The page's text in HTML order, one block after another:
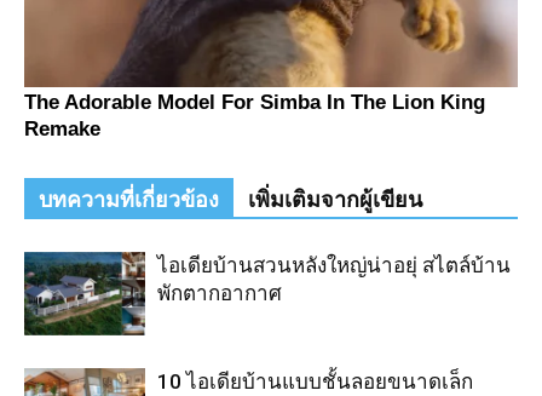
บทความที่เกี่ยวข้อง เพิ่มเติมจากผู้เขียน
ไอเดียบ้านสวนหลังใหญ่น่าอยุ่ สไตล์บ้าน
พักตากอากาศ
10 ไอเดียบ้านแบบชั้นลอยขนาดเล็ก